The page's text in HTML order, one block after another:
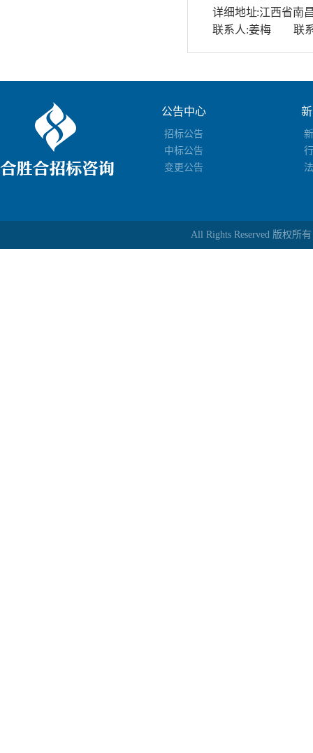
详细地址:江西省南
联系人:姜梅 联系
公告中心
招标公告
中标公告
变更公告
All Rights Reserved 版权